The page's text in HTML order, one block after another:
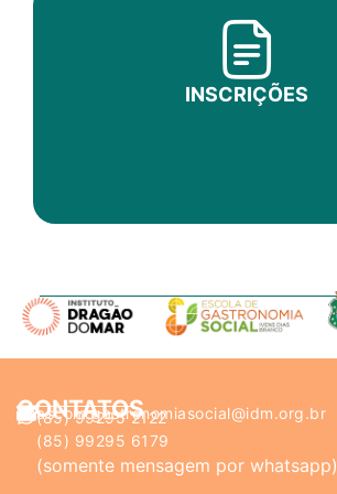
INSCRIÇÕES
CONTATOS
ascom.gastronomiasocial@idm.org.br
(85) 99295 2122
(85) 99295 6179
(somente mensagem por whatsapp)